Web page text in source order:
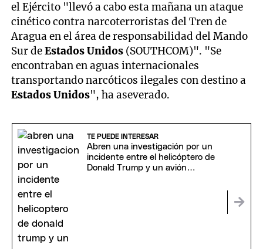
el Ejército "llevó a cabo esta mañana un ataque
cinético contra narcoterroristas del Tren de
Aragua en el área de responsabilidad del Mando
Sur deEstados Unidos (SOUTHCOM)". "Se
encontraban en aguas internacionales
transportando narcóticos ilegales con destino a
Estados Unidos", ha aseverado.
TE PUEDE INTERESAR
Abren una investigación por un
incidente entre el helicóptero de
Donald Trump y un avión